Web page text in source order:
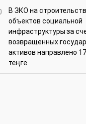
В ЗКО на
объектов социальной
инфраструктуры за
возвращенных
активов направлено
теңге